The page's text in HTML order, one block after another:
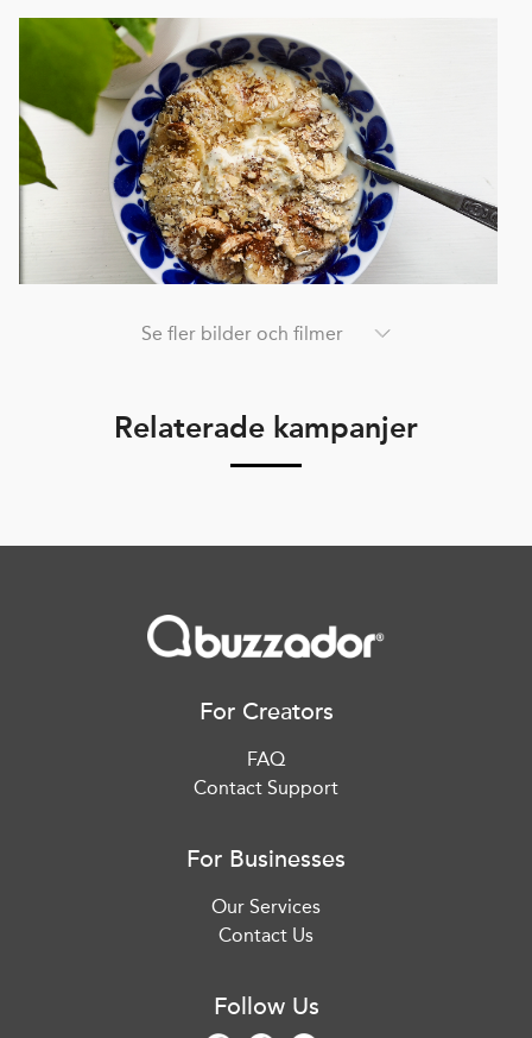
Se fler bilder och filmer
Relaterade kampanjer
For Creators
FAQ
Contact Support
For Businesses
Our Services
Contact Us
Follow Us